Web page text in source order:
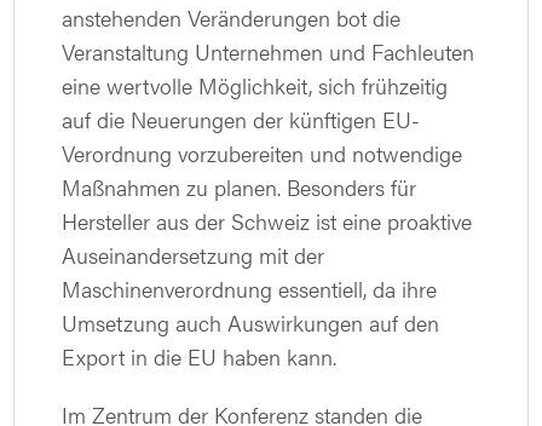
anstehenden Veränderungen bot die
Veranstaltung Unternehmen und Fachleuten
eine wertvolle Möglichkeit, sich frühzeitig
auf die Neuerungen der künftigen EU-
Verordnung vorzubereiten und notwendige
Maßnahmen zu planen. Besonders für
Hersteller aus der Schweiz ist eine proaktive
Auseinandersetzung mit der
Maschinenverordnung essentiell, da ihre
Umsetzung auch Auswirkungen auf den
Export in die EU haben kann.
Im Zentrum der Konferenz standen die